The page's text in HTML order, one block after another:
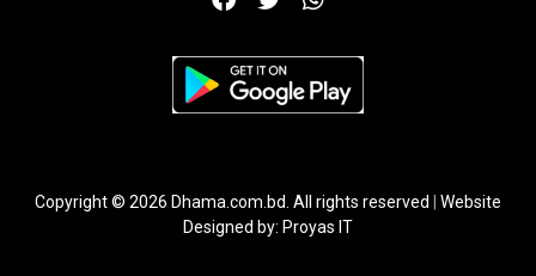
Copyright © 2026 Dhama.com.bd. All rights reserved
Website
Designed by: Proyas IT